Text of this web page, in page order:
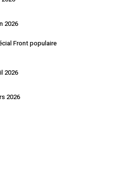
vide.
2026
Front populaire
2026
2026